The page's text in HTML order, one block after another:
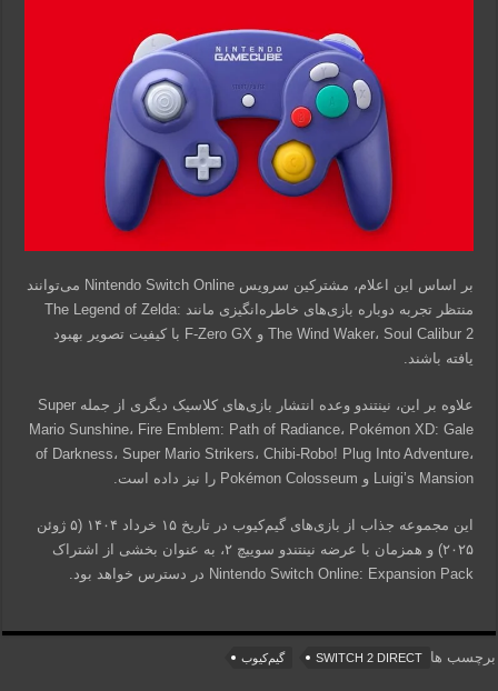
بر اساس این اعلام، مشترکین سرویس Nintendo Switch Online می‌توانند
منتظر تجربه دوباره بازی‌های خاطره‌انگیزی مانند The Legend of Zelda:
The Wind Waker، Soul Calibur 2 و F-Zero GX با کیفیت تصویر بهبود
یافته باشند.
علاوه بر این، نینتندو وعده انتشار بازی‌های کلاسیک دیگری از جمله Super
Mario Sunshine، Fire Emblem: Path of Radiance، Pokémon XD: Gale
of Darkness، Super Mario Strikers، Chibi-Robo! Plug Into Adventure،
Luigi’s Mansion و Pokémon Colosseum را نیز داده است.
این مجموعه جذاب از بازی‌های گیم‌کیوب در تاریخ ۱۵ خرداد ۱۴۰۴ (۵ ژوئن
۲۰۲۵) و همزمان با عرضه نینتندو سوییچ ۲، به عنوان بخشی از اشتراک
Nintendo Switch Online: Expansion Pack در دسترس خواهد بود.
برچسب ها SWITCH 2 DIRECT گیم‌کیوب